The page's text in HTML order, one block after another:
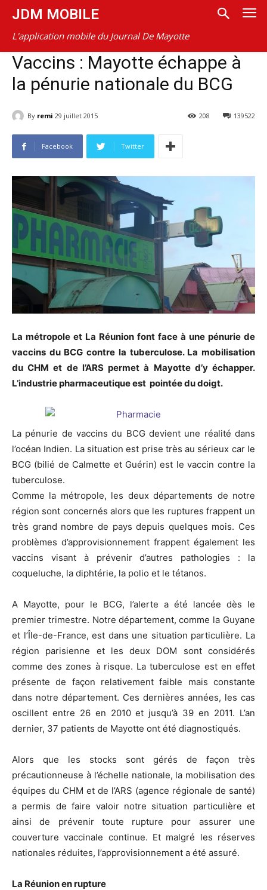
JDM MOBILE
L'application mobile du Journal De Mayotte
Vaccins : Mayotte échappe à
la pénurie nationale du BCG
By remi 29 juillet 2015 139522
208
Facebook Twitter
La métropole et La Réunion font face à une pénurie de
vaccins du BCG contre la tuberculose. La mobilisation
du CHM et de l’ARS permet à Mayotte d’y échapper.
L’industrie pharmaceutique est pointée du doigt.
La pénurie de vaccins du BCG devient une réalité dans
l’océan Indien. La situation est prise très au sérieux car le
BCG (bilié de Calmette et Guérin) est le vaccin contre la
tuberculose.
Comme la métropole, les deux départements de notre
région sont concernés alors que les ruptures frappent un
très grand nombre de pays depuis quelques mois. Ces
problèmes d’approvisionnement frappent également les
vaccins visant à prévenir d’autres pathologies : la
coqueluche, la diphtérie, la polio et le tétanos.
A Mayotte, pour le BCG, l’alerte a été lancée dès le
premier trimestre. Notre département, comme la Guyane
et l’Île-de-France, est dans une situation particulière. La
région parisienne et les deux DOM sont considérés
comme des zones à risque. La tuberculose est en effet
présente de façon relativement faible mais constante
dans notre département. Ces dernières années, les cas
oscillent entre 26 en 2010 et jusqu’à 39 en 2011. L’an
dernier, 37 patients de Mayotte ont été diagnostiqués.
Alors que les stocks sont gérés de façon très
précautionneuse à l’échelle nationale, la mobilisation des
équipes du CHM et de l’ARS (agence régionale de santé)
a permis de faire valoir notre situation particulière et
ainsi de prévenir toute rupture pour assurer une
couverture vaccinale continue. Et malgré les réserves
nationales réduites, l’approvisionnement a été assuré.
La Réunion en rupture